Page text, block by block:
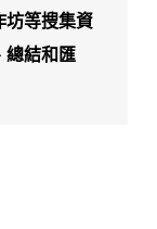
坊等搜集資
總結和匯